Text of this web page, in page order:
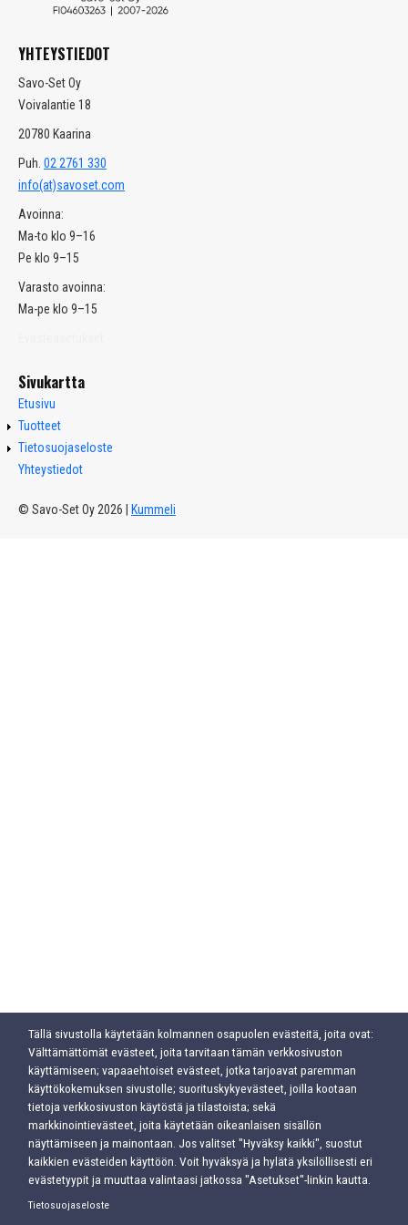
Tällä sivustolla käytetään kolmannen osapuolen evästeitä, joita ovat:
Välttämättömät evästeet, joita tarvitaan tämän verkkosivuston
käyttämiseen; vapaaehtoiset evästeet, jotka tarjoavat paremman
käyttökokemuksen sivustolle; suorituskykyevästeet, joilla kootaan
tietoja verkkosivuston käytöstä ja tilastoista; sekä
markkinointievästeet, joita käytetään oikeanlaisen sisällön
näyttämiseen ja mainontaan. Jos valitset "Hyväksy kaikki", suostut
kaikkien evästeiden käyttöön. Voit hyväksyä ja hylätä yksilöllisesti eri
evästetyypit ja muuttaa valintaasi jatkossa "Asetukset"-linkin kautta.
Tietosuojaseloste
YHTEYSTIEDOT
Savo-Set Oy
Voivalantie 18
20780 Kaarina
Puh. 02 2761 330
info(at)savoset.com
Avoinna:
Ma-to klo 9–16
Pe klo 9–15
Varasto avoinna:
Ma-pe klo 9–15
Sivukartta
Etusivu
Tuotteet
Tietosuojaseloste
Yhteystiedot
© Savo-Set Oy 2026 | Kummeli